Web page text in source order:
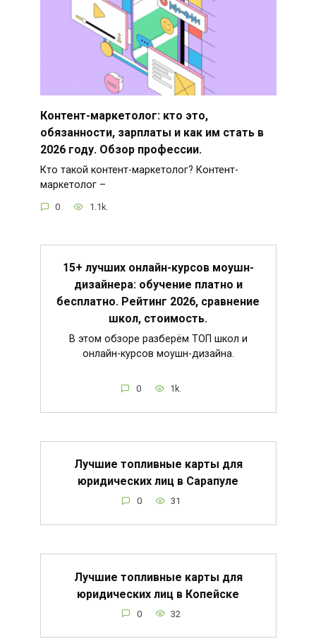
Контент-маркетолог: кто это,
обязанности, зарплаты и как им стать в
2026 году. Обзор профессии.
Кто такой контент-маркетолог? Контент-
маркетолог –
0 1.1k.
15+ лучших онлайн-курсов моушн-
дизайнера: обучение платно и
бесплатно. Рейтинг 2026, сравнение
школ, стоимость.
В этом обзоре разберём ТОП школ и
онлайн-курсов моушн-дизайна.
0 1k.
Лучшие топливные карты для
юридических лиц в Сарапуле
0 31
Лучшие топливные карты для
юридических лиц в Копейске
0 32